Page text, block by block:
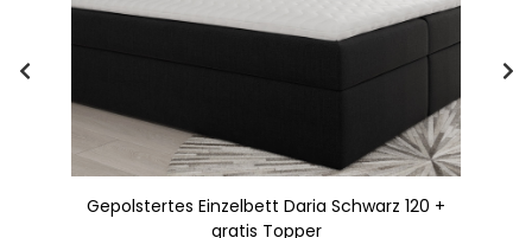
Gepolstertes Einzelbett Daria Schwarz 120 +
gratis Topper